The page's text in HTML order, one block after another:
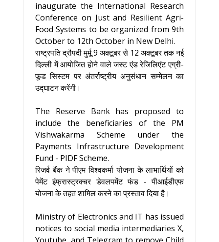
inaugurate the International Research
Conference on Just and Resilient Agri-
Food Systems to be organized from 9th
October to 12th October in New Delhi.
राष्ट्रपति द्रौपदी मुर्मू 9 अक्टूबर से 12 अक्टूबर तक नई
दिल्ली में आयोजित होने वाले जस्ट एंड रेजिलिएंट एग्री-
फूड सिस्टम पर अंतर्राष्ट्रीय अनुसंधान सम्मेलन का
उद्घाटन करेंगी।
The Reserve Bank has proposed to
include the beneficiaries of the PM
Vishwakarma Scheme under the
Payments Infrastructure Development
Fund - PIDF Scheme.
रिजर्व बैंक ने पीएम विश्वकर्मा योजना के लाभार्थियों को
पेमेंट इंफ्रास्ट्रक्चर डेवलपमेंट फंड - पीआईडीएफ
योजना के तहत शामिल करने का प्रस्ताव दिया है।
Ministry of Electronics and IT has issued
notices to social media intermediaries X,